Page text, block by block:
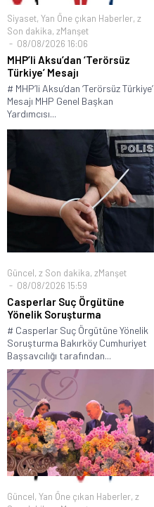
Siyaset, Yan Öne çıkan Haberler, z
Son dakika, zManşet
08/08/2026 16:06
MHP’li Aksu’dan ‘Terörsüz
Türkiye’ Mesajı
# MHP’li Aksu’dan ‘Terörsüz Türkiye’
Mesajı MHP Genel Başkan
Yardımcısı...
Güncel, z Son dakika, zManşet
08/08/2026 15:59
Casperlar Suç Örgütüne
Yönelik Soruşturma
# Casperlar Suç Örgütüne Yönelik
Soruşturma Bakırköy Cumhuriyet
Başsavcılığı tarafından...
Güncel, Yan Öne çıkan Haberler, z